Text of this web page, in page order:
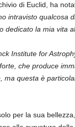
di Euclid, ha
intravisto qualcosa
dedicato la mia vita
Institute for
che produce
ma questa è
per la sua